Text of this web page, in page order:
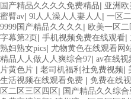
国产精品久久久久免费精品| 亚洲
蜜臂av| 9l人人澡人人妻人人 | 一区
9999国产精品久久久久 | 欧美一区
字幕第2页 | 手机视频免费在线观看|
熟妇熟女pics| 尤物黄色在线观看网
精品人人做人人爽综合97| av在线
片黄色片 | 老司机福利社免费视频|
生活视频在线观看免费 | 免费在线
区二区三区四区 | 国产精品久久综合